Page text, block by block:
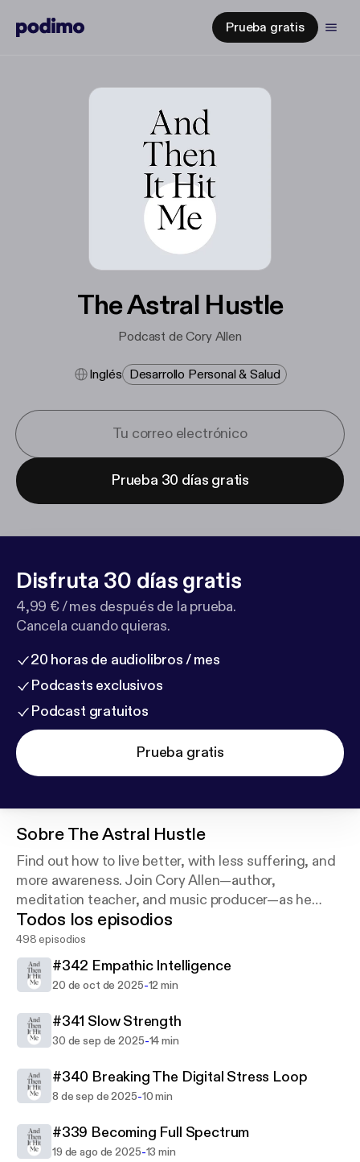
Prueba gratis
The Astral Hustle
Podcast de Cory Allen
Inglés Desarrollo Personal & Salud
Prueba 30 días gratis
Disfruta 30 días gratis
4,99 € / mes después de la prueba.
Cancela cuando quieras.
20 horas de audiolibros / mes
Podcasts exclusivos
Podcast gratuitos
Prueba gratis
SobreThe Astral Hustle
Find out how to live better, with less suffering, and
more awareness. Join Cory Allen—author,
meditation teacher, and music producer—as he
asks leading experts in mindfulness, neuroscience,
music, and philosophy to share their wisdom.
Todos los episodios
498 episodios
#342 Empathic Intelligence
20 de oct de 2025-12 min
#341 Slow Strength
30 de sep de 2025-14 min
#340 Breaking The Digital Stress Loop
8 de sep de 2025-10 min
#339 Becoming Full Spectrum
19 de ago de 2025-13 min